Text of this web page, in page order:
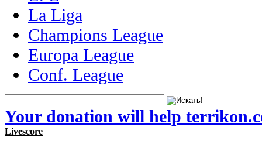
La Liga
Champions League
Europa League
Conf. League
Your donation will help
Livescore